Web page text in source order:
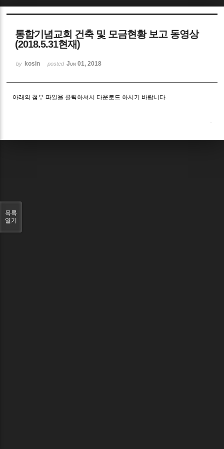
통합기념교회 건축 및 모금현황 보고 동영상
(2018.5.31현재)
by kosin posted Jun 01, 2018
아래의 첨부 파일을 클릭하셔서 다운로드 하시기 바랍니다.
목록
열기
Sketchbook5, 스케치북5
Sketchbook5, 스케치북5